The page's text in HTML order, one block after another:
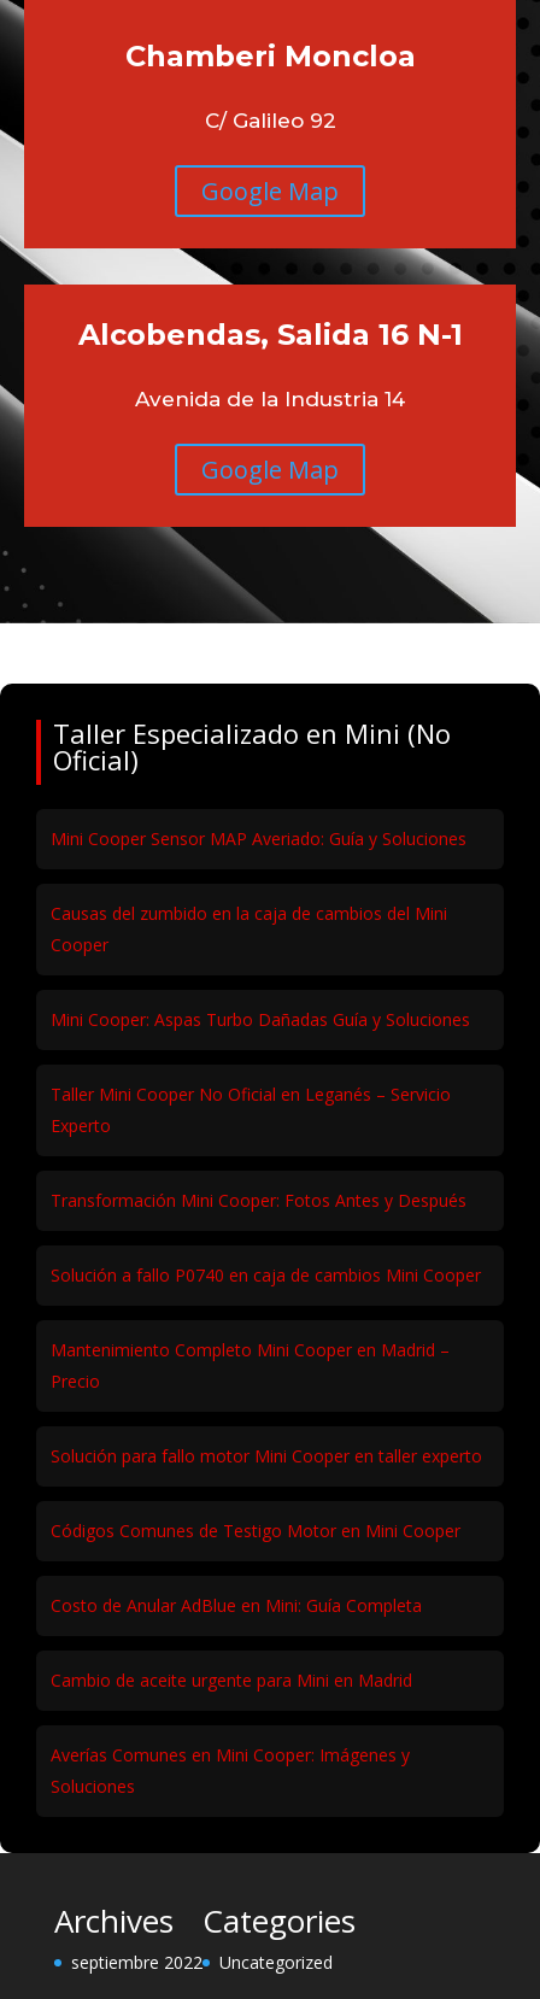
Chamberi Moncloa
C/ Galileo 92
Google Map
Alcobendas, Salida 16 N-1
Avenida de la Industria 14
Google Map
Taller Especializado en Mini (No
Oficial)
Mini Cooper Sensor MAP Averiado: Guía y Soluciones
Causas del zumbido en la caja de cambios del Mini
Cooper
Mini Cooper: Aspas Turbo Dañadas Guía y Soluciones
Taller Mini Cooper No Oficial en Leganés – Servicio
Experto
Transformación Mini Cooper: Fotos Antes y Después
Solución a fallo P0740 en caja de cambios Mini Cooper
Mantenimiento Completo Mini Cooper en Madrid –
Precio
Solución para fallo motor Mini Cooper en taller experto
Códigos Comunes de Testigo Motor en Mini Cooper
Costo de Anular AdBlue en Mini: Guía Completa
Cambio de aceite urgente para Mini en Madrid
Averías Comunes en Mini Cooper: Imágenes y
Soluciones
Archives
septiembre 2022
Categories
Uncategorized